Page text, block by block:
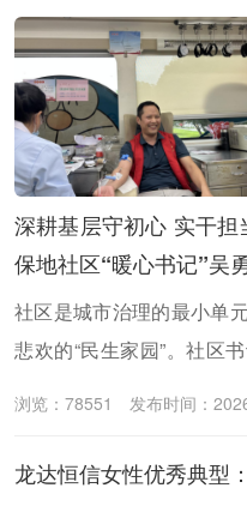
摆在律所发展首位，破解
阵地。
深耕基层守初心 实干
保地社区“暖心书记”吴
社区是城市治理的最小单
悲欢的“民生家园”。社区
浏览：78551 发布时间：
龙达恒信女性优秀典型